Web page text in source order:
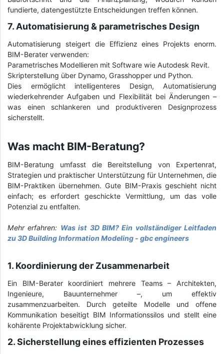
fundierte, datengestützte Entscheidungen treffen können.
7. Automatisierung & parametrisches Design
Automatisierung steigert die Effizienz eines Projekts enorm.
BIM-Berater verwenden:
Parametrisches Modellieren mit Software wie Autodesk Revit.
Skripterstellung über Dynamo, Grasshopper und Python.
Dies ermöglicht intelligenteres Design, Automatisierung
wiederkehrender Aufgaben und Flexibilität bei Änderungen –
was einen schlankeren und produktiveren Designprozess
sicherstellt.
Was macht BIM-Beratung?
BIM-Beratung umfasst die Bereitstellung von Expertenrat,
Strategien und praktischer Unterstützung für Unternehmen, die
BIM-Praktiken übernehmen. Gute BIM-Praxis geschieht nicht
einfach; es erfordert geschickte Vermittlung, um das volle
Potenzial zu entfalten.
Mehr erfahren: Was ist 3D BIM? Ein vollständiger Leitfaden
zu 3D Building Information Modeling - gbc engineers
1. Koordinierung der Zusammenarbeit
Ein BIM-Berater koordiniert mehrere Teams – Architekten,
Ingenieure, Bauunternehmer –, um effektiv
zusammenzuarbeiten. Durch geteilte Modelle und offene
Kommunikation beseitigt BIM Informationssilos und stellt eine
kohärente Projektabwicklung sicher.
2. Sicherstellung eines effizienten Prozesses